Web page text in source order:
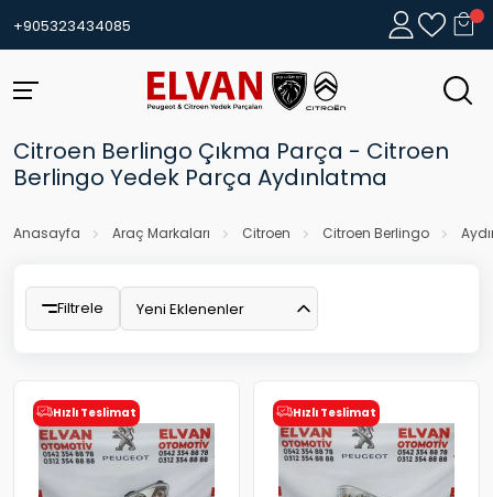
+905323434085
Citroen Berlingo Çıkma Parça - Citroen
Berlingo Yedek Parça Aydınlatma
Anasayfa Araç Markaları Citroen Citroen Berlingo
Filtrele Yeni Eklenenler
Hızlı Teslimat Hızlı Teslimat